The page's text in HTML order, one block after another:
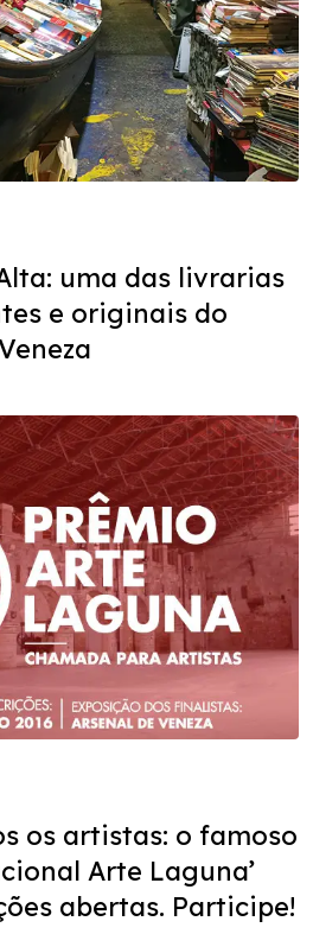
uma das livrarias
e originais do
os artistas: o famoso
Arte Laguna’
abertas. Participe!